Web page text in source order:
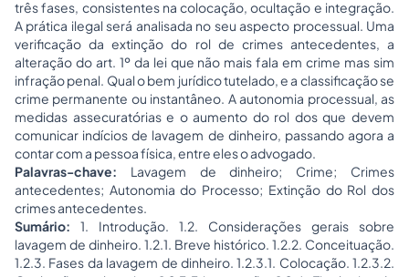
três fases, consistentes na colocação, ocultação e integração.
A prática ilegal será analisada no seu aspecto processual. Uma
verificação da extinção do rol de crimes antecedentes, a
alteração do art. 1º da lei que não mais fala em crime mas sim
infração penal. Qual o bem jurídico tutelado, e a classificação se
crime permanente ou instantâneo. A autonomia processual, as
medidas assecuratórias e o aumento do rol dos que devem
comunicar indícios de lavagem de dinheiro, passando agora a
contar com a pessoa física, entre eles o advogado.
Palavras-chave: Lavagem de dinheiro; Crime; Crimes
antecedentes; Autonomia do Processo; Extinção do Rol dos
crimes antecedentes.
Sumário: 1. Introdução. 1.2. Considerações gerais sobre
lavagem de dinheiro. 1.2.1. Breve histórico. 1.2.2. Conceituação.
1.2.3. Fases da lavagem de dinheiro. 1.2.3.1. Colocação. 1.2.3.2.